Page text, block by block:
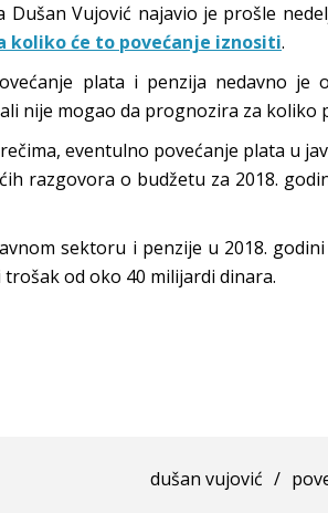
Dušan Vujović najavio je prošle
koliko će to povećanje iznositi.
plata i penzija nedavno je
nije mogao da prognozira za koliko
eventulno povećanje plata u
razgovora o budžetu za 2018.
sektoru i penzije u 2018.
od oko 40 milijardi dinara.
dušan vujović /